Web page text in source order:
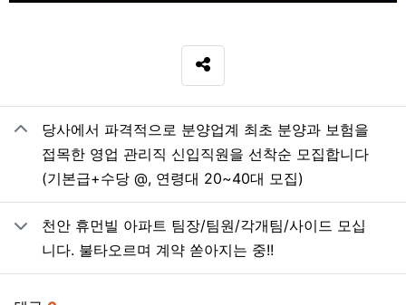
SNS 공유
관련자료
당사에서 파격적으로 분양업계 최초 분양과 보험을
접목한 영업 관리직 신입직원을 선착순 모집합니다
(기본급+수당 @, 연령대 20~40대 모집)
천안 휴먼빌 아파트 팀장/팀원/각개팀/사이드 모십
니다. 불타오르며 계약 쏟아지는 중!!